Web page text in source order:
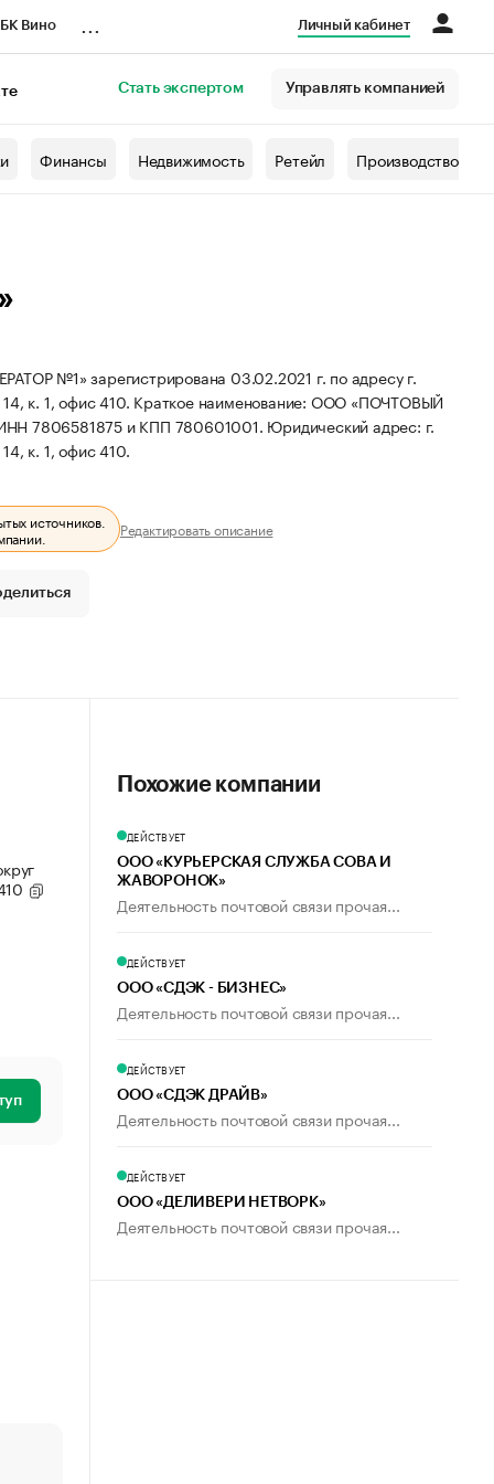
Вино Личный кабинет
Стать экспертом Управлять компанией
Финансы Недвижимость Ретейл Производство
№1» зарегистрирована 03.02.2021 г. по адресу г.
к. 1, офис 410. Краткое наименование: ООО «ПОЧТОВЫЙ
7806581875 и КПП 780601001. Юридический адрес: г.
к. 1, офис 410.
источников. Редактировать описание
Похожие компании
ДЕЙСТВУЕТ
ООО «КУРЬЕРСКАЯ СЛУЖБА СОВА И
ЖАВОРОНОК»
Деятельность почтовой связи прочая...
ДЕЙСТВУЕТ
ООО «СДЭК - БИЗНЕС»
Деятельность почтовой связи прочая...
ДЕЙСТВУЕТ
ООО «СДЭК ДРАЙВ»
Деятельность почтовой связи прочая...
ДЕЙСТВУЕТ
ООО «ДЕЛИВЕРИ НЕТВОРК»
Деятельность почтовой связи прочая...